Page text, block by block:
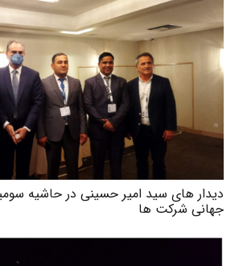
دیدار های سید امیر حسینی در حاشیه
جهانی شرکت ها